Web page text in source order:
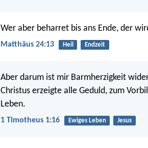
Wer aber beharret bis ans Ende, der
Matthäus 24:13 Heil Endzeit
Aber darum ist mir Barmherzigkeit
Christus erzeigte alle Geduld, zum
Leben.
1 Timotheus 1:16 Ewiges Leben Jesus